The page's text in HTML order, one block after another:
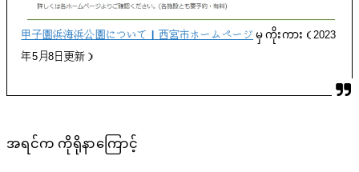
甲子園浜海浜公園について｜西宮市ホームページမှ ကိုးကား（2023
年5月8日更新）
အရင်က ကိုရိုနာကြောင့်